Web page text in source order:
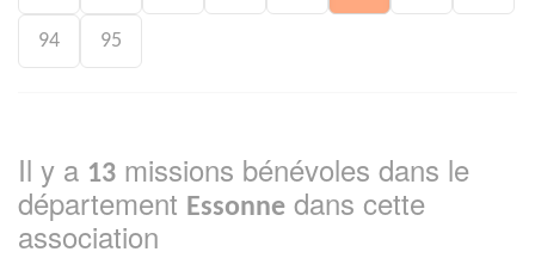
94 95
Il y a 13 missions bénévoles dans le
département Essonne dans cette
association